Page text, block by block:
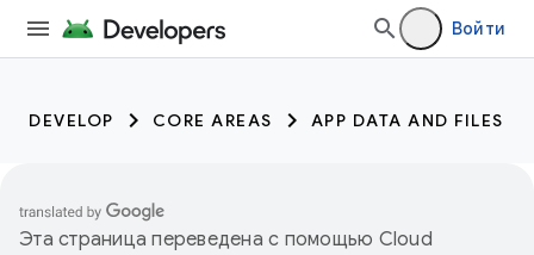
Войти
DEVELOP CORE AREAS APP DATA AND FILES
Эта страница переведена с помощью Cloud